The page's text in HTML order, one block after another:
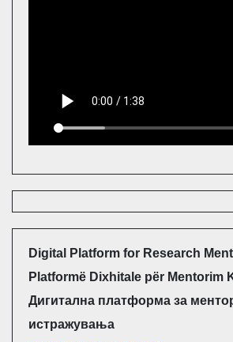
Digital Platform for Research
Platformë Dixhitale për Mentorim
Дигитална платформа за
истражувања